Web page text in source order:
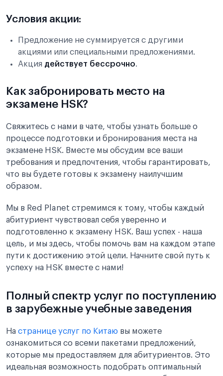
Условия акции:
Предложение не суммируется с другими
акциями или специальными предложениями.
Акция действует бессрочно.
Как забронировать место на
экзамене HSK?
Свяжитесь с нами в чате, чтобы узнать больше о
процессе подготовки и бронирования места на
экзамене HSK. Вместе мы обсудим все ваши
требования и предпочтения, чтобы гарантировать,
что вы будете готовы к экзамену наилучшим
образом.
Мы в Red Planet стремимся к тому, чтобы каждый
абитуриент чувствовал себя уверенно и
подготовленно к экзамену HSK. Ваш успех - наша
цель, и мы здесь, чтобы помочь вам на каждом этапе
пути к достижению этой цели. Начните свой путь к
успеху на HSK вместе с нами!
Полный спектр услуг по поступлению
в зарубежные учебные заведения
На странице услуг по Китаю вы можете
ознакомиться со всеми пакетами предложений,
которые мы предоставляем для абитуриентов. Это
идеальная возможность подобрать оптимальный